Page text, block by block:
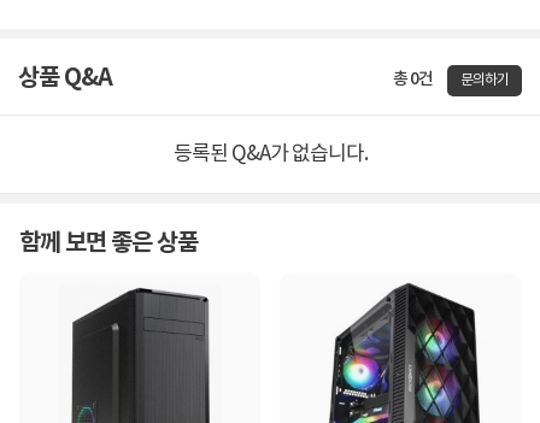
상품 Q&A 총 0건 문의하기
등록된 Q&A가 없습니다.
함께 보면 좋은 상품